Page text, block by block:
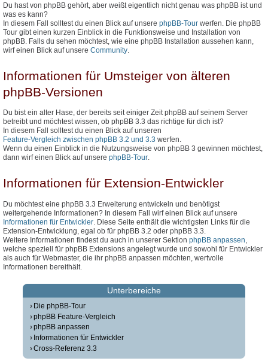
Du hast von phpBB gehört, aber weißt eigentlich nicht genau was phpBB ist und
was es kann?
In diesem Fall solltest du einen Blick auf unsere phpBB-Tour werfen. Die phpBB
Tour gibt einen kurzen Einblick in die Funktionsweise und Installation von
phpBB. Falls du sehen möchtest, wie eine phpBB Installation aussehen kann,
wirf einen Blick auf unsere Community
Informationen für Umsteiger von älteren
phpBB-Versionen
Du bist ein alter Hase, der bereits seit einiger Zeit phpBB auf seinem Server
betreibt und möchtest wissen, ob phpBB 3.3 das richtige für dich ist?
In diesem Fall solltest du einen Blick auf unseren
Feature-Vergleich zwischen phpBB 3.2 und 3.3 werfen.
Wenn du einen Einblick in die Nutzungsweise von phpBB 3 gewinnen möchtest,
dann wirf einen Blick auf unsere phpBB-Tour.
Informationen für Extension-Entwickler
Du möchtest eine phpBB 3.3 Erweiterung entwickeln und benötigst
weitergehende Informationen? In diesem Fall wirf einen Blick auf unsere
Informationen für Entwickler . Diese Seite enthält die wichtigsten Links für die
Extension-Entwicklung, egal ob für phpBB 3.2 oder phpBB 3.3.
Weitere Informationen findest du auch in unserer Sektion phpBB anpassen
welche speziell für phpBB Extensions angelegt wurde und sowohl für Entwickler
als auch für Webmaster, die ihr phpBB anpassen möchten, wertvolle
Informationen bereithält.
Unterbereiche
Die phpBB-Tour
phpBB Feature-Vergleich
phpBB anpassen
Informationen für Entwickler
Cross-Referenz 3.3